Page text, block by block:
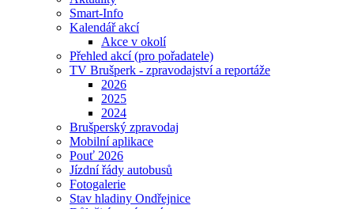
Smart-Info
Kalendář akcí
Akce v okolí
Přehled akcí (pro pořadatele)
TV Brušperk - zpravodajství a reportáže
2026
2025
2024
Brušperský zpravodaj
Mobilní aplikace
Pouť 2026
Jízdní řády autobusů
Fotogalerie
Stav hladiny Ondřejnice